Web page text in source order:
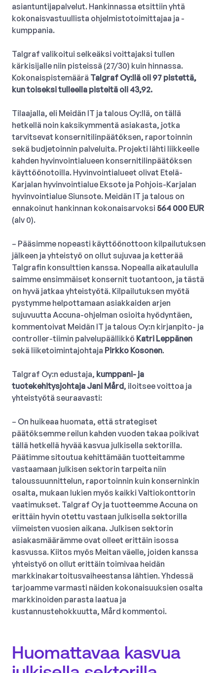
asiantuntijapalvelut. Hankinnassa etsittiin yhtä
kokonaisvastuullista ohjelmistotoimittajaa ja -
kumppania.
Talgraf valikoitui selkeäksi voittajaksi tullen
kärkisijalle niin pisteissä (27/30) kuin hinnassa.
Kokonaispistemäärä Talgraf Oy:llä oli 97 pistettä,
kun toiseksi tulleella pisteitä oli 43,92.
Tilaajalla, eli Meidän IT ja talous Oy:llä, on tällä
hetkellä noin kaksikymmentä asiakasta, jotka
tarvitsevat konsernitilinpäätöksen, raportoinnin
sekä budjetoinnin palveluita. Projekti lähti liikkeelle
kahden hyvinvointialueen konsernitilinpäätöksen
käyttöönotoilla. Hyvinvointialueet olivat Etelä-
Karjalan hyvinvointialue Eksote ja Pohjois-Karjalan
hyvinvointialue Siunsote. Meidän IT ja talous on
ennakoinut hankinnan kokonaisarvoksi 564 000 EUR
(alv 0).
– Pääsimme nopeasti käyttöönottoon kilpailutuksen
jälkeen ja yhteistyö on ollut sujuvaa ja ketterää
Talgrafin konsulttien kanssa. Nopealla aikataululla
saimme ensimmäiset konsernit tuotantoon, ja tästä
on hyvä jatkaa yhteistyötä. Kilpailutuksen myötä
pystymme helpottamaan asiakkaiden arjen
sujuvuutta Accuna-ohjelman osioita hyödyntäen,
kommentoivat Meidän IT ja talous Oy:n kirjanpito- ja
controller-tiimin palvelupäällikkö Katri Leppänen
sekä liiketoimintajohtaja Pirkko Kosonen.
Talgraf Oy:n edustaja, kumppani- ja
tuotekehitysjohtaja Jani Mård, iloitsee voittoa ja
yhteistyötä seuraavasti:
– On huikeaa huomata, että strategiset
päätöksemme reilun kahden vuoden takaa poikivat
tällä hetkellä hyvää kasvua julkisella sektorilla.
Päätimme sitoutua kehittämään tuotteitamme
vastaamaan julkisen sektorin tarpeita niin
taloussuunnittelun, raportoinnin kuin konserninkin
osalta, mukaan lukien myös kaikki Valtiokonttorin
vaatimukset. Talgraf Oy ja tuotteemme Accuna on
erittäin hyvin otettu vastaan julkisella sektorilla
viimeisten vuosien aikana. Julkisen sektorin
asiakasmäärämme ovat olleet erittäin isossa
kasvussa. Kiitos myös Meitan väelle, joiden kanssa
yhteistyö on ollut erittäin toimivaa heidän
markkinakartoitusvaiheestansa lähtien. Yhdessä
tarjoamme varmasti näiden kokonaisuuksien osalta
markkinoiden parasta laatua ja
kustannustehokkuutta, Mård kommentoi.
Huomattavaa kasvua